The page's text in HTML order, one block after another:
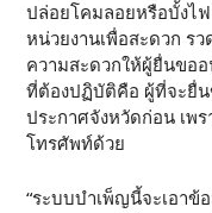
ปล่อยโคมลอยหรือบั้งไ
หน่วยงานเพื่อสะดวก ร
ความสะดวกให้ผู้ยื่นขอ
ที่ต้องปฏิบัติคือ ผู้ที่จะยื่
ประกาศจังหวัดก่อน เพ
โทรศัพท์ด้วย
“ระบบบำเพ็ญนี้จะเอา